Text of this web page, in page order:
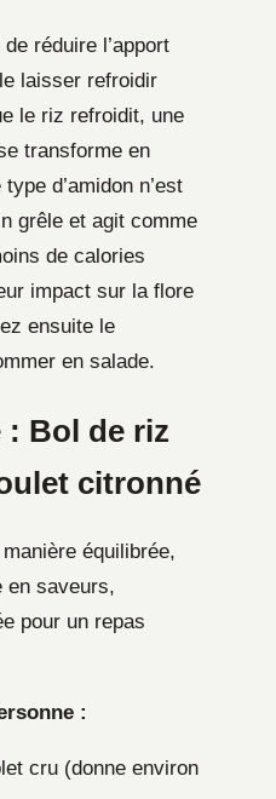
réduire l’apport
laisser refroidir
le riz refroidit, une
transforme en
type d’amidon n’est
grêle et agit comme
de calories
impact sur la flore
ensuite le
en salade.
: Bol de riz
citronné
équilibrée,
en saveurs,
pour un repas
:
cru (donne environ